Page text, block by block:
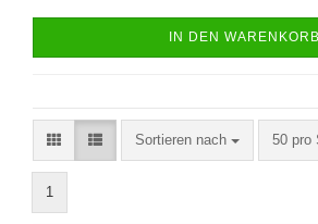
IN DEN WARENKORB
Sortieren nach 50 pro
1